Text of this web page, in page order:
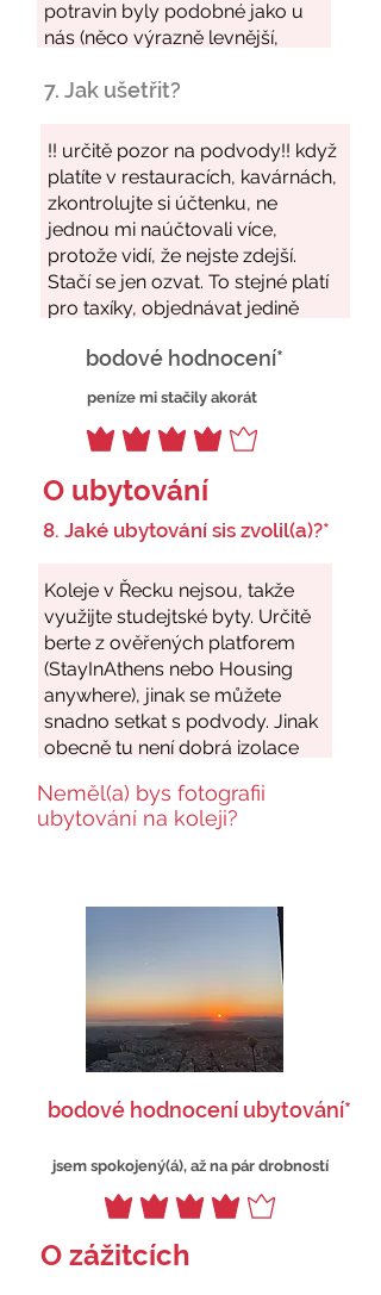
7. Jak ušetřit?
bodové hodnocení*
peníze mi stačily akorát
O ubytování
8. Jaké ubytování sis zvolil(a)?*
Neměl(a) bys fotografii
ubytování na koleji?
bodové hodnocení ubytování*
jsem spokojený(á), až na pár drobností
O zážitcích